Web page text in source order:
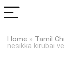
Home » Tamil
nesikka kirubai